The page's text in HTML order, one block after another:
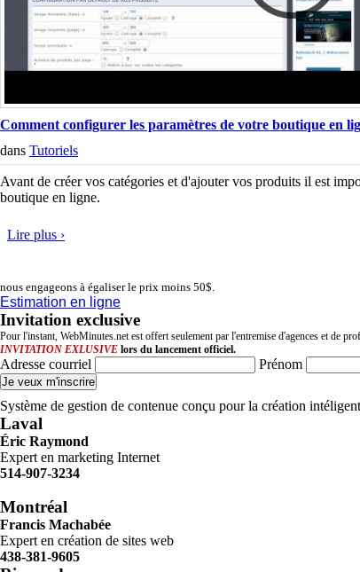
Comment configurer les paramètres de votre boutique en
dans Tutoriels
Avant de créer vos catégories et d'ajouter vos produits il est
boutique en ligne.
Lire plus ›
nous engageons à égaliser le prix moins 50$.
Estimation en ligne
Invitation exclusive
Pour l'instant, WebMinutes.net est offert seulement par l'entremise d'agences et de
INVITATION EXLUSIVE lors du lancement officiel.
Adresse courriel Prénom
Système de gestion de contenue conçu pour la création
Laval
Éric Raymond
Expert en marketing Internet
514-907-3234
Montréal
Francis Machabée
Expert en création de sites web
438-381-9605